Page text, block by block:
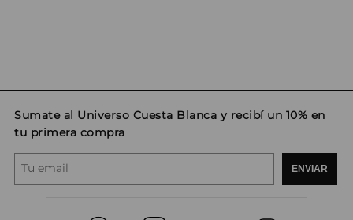
Sumate al Universo Cuesta Blanca y recibí un 10% en
tu primera compra
ENVIAR